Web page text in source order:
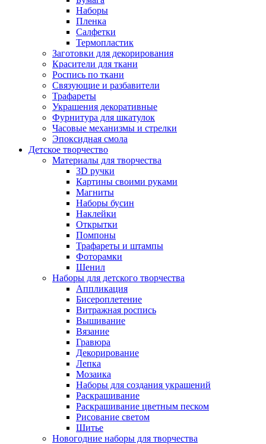
Наборы
Пленка
Салфетки
Термопластик
Заготовки для декорирования
Красители для ткани
Роспись по ткани
Связующие и разбавители
Трафареты
Украшения декоративные
Фурнитура для шкатулок
Часовые механизмы и стрелки
Эпоксидная смола
Детское творчество
Материалы для творчества
3D ручки
Картины своими руками
Магниты
Наборы бусин
Наклейки
Открытки
Помпоны
Трафареты и штампы
Фоторамки
Шенил
Наборы для детского творчества
Аппликация
Бисероплетение
Витражная роспись
Вышивание
Вязание
Гравюра
Декорирование
Лепка
Мозаика
Наборы для создания украшений
Раскрашивание
Раскрашивание цветным песком
Рисование светом
Шитье
Новогодние наборы для творчества